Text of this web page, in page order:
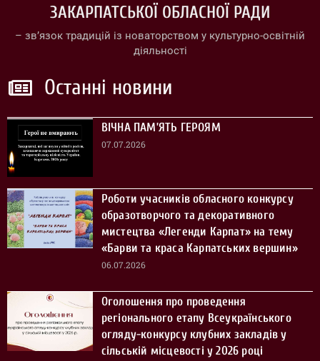
ЗАКАРПАТСЬКОЇ ОБЛАСНОЇ РАДИ
– зв’язок традицій із новаторством у культурно-освітній
діяльності
Останні новини
ВІЧНА ПАМ’ЯТЬ ГЕРОЯМ
07.07.2026
Роботи учасників обласного конкурсу
образотворчого та декоративного
мистецтва «Легенди Карпат» на тему
«Барви та краса Карпатських вершин»
06.07.2026
Оголошення про проведення
регіонального етапу Всеукраїнського
огляду-конкурсу клубних закладів у
сільській місцевості у 2026 році